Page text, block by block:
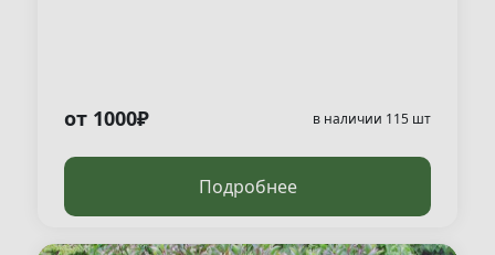
от 1000₽ в наличии 115 шт
Подробнее